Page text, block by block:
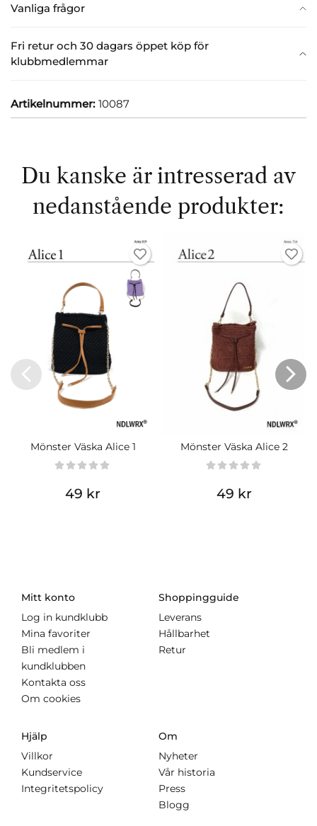
Vanliga frågor
Fri retur och 30 dagars öppet köp för
klubbmedlemmar
Artikelnummer: 10087
Du kanske är intresserad av
nedanstående produkter:
Mönster Väska Alice 1
49 kr
Mönster Väska Alice 2
49 kr
Mitt konto
Log in kundklubb
Mina favoriter
Bli medlem i
kundklubben
Kontakta oss
Om cookies
Shoppingguide
Leverans
Hållbarhet
Retur
Hjälp
Villkor
Kundservice
Integritetspolicy
Om
Nyheter
Vår historia
Press
Blogg